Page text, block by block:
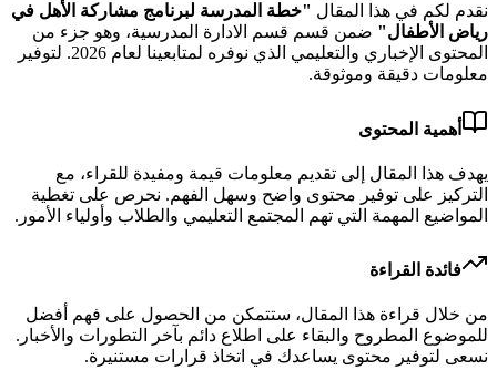
نقدم لكم في هذا المقال "خطة المدرسة لبرنامج مشاركة الأهل في
رياض الأطفال" ضمن قسم قسم الادارة المدرسية، وهو جزء من
المحتوى الإخباري والتعليمي الذي نوفره لمتابعينا لعام 2026
. لتوفير
معلومات دقيقة وموثوقة.
أهمية المحتوى
يهدف هذا المقال إلى تقديم معلومات قيمة ومفيدة للقراء، مع
التركيز على توفير محتوى واضح وسهل الفهم. نحرص على تغطية
المواضيع المهمة التي تهم المجتمع التعليمي والطلاب وأولياء الأمور.
فائدة القراءة
من خلال قراءة هذا المقال، ستتمكن من الحصول على فهم أفضل
للموضوع المطروح والبقاء على اطلاع دائم بآخر التطورات والأخبار.
نسعى لتوفير محتوى يساعدك في اتخاذ قرارات مستنيرة.